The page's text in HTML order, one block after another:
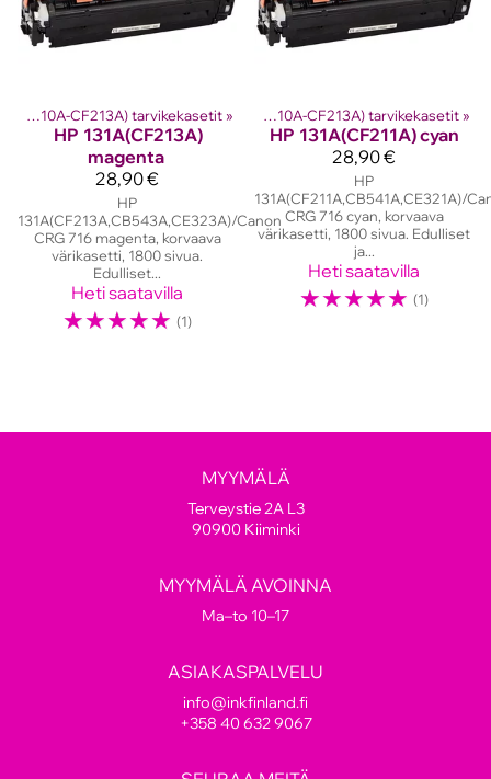
HP 131A (CF210A-CF213A) tarvikekasetit ‪»
HP 131A(CF213A)
magenta
28,90 €
HP
131A(CF213A,CB543A,CE323A)/Canon
CRG 716 magenta, korvaava
värikasetti, 1800 sivua.
Edulliset...
Heti saatavilla
☆☆☆☆☆ (1)
‪»Hp laserkasetit‪» HP 131A (CF210A-CF213A) tarvikekasetit ‪»
HP 131A(CF211A) cyan
28,90 €
HP
131A(CF211A,CB541A,CE321A)/
CRG 716 cyan, korvaava
värikasetti, 1800 sivua. Edulliset
ja...
Heti saatavilla
☆☆☆☆☆ (1)
MYYMÄLÄ
Terveystie 2A L3
90900 Kiiminki
MYYMÄLÄ AVOINNA
Ma–to 10–17
ASIAKASPALVELU
info@inkfinland.fi
+358 40 632 9067